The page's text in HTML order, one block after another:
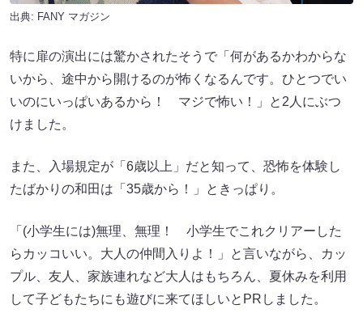
出典: FANY マガジン
特に扉の演出には驚かされたそうで「何があるかわからな
いから、途中から開けるのが怖くなるんです。ひとつでい
いのにいっぱいあるから！ マジで怖い！」と2人にぶつ
けました。
また、入場規定が「6歳以上」だと知って、恐怖を体験し
たばかりの和田は「35歳から！」ときっぱり。
「(小学生には)無理、無理！ 小学生でこれクリアーした
らカッコいい。大人の仲間入りよ！」と言いながら、カッ
プル、友人、家族連れなど大人はもちろん、夏休みを利用
して子どもたちにも遊びに来てほしいとPRしました。